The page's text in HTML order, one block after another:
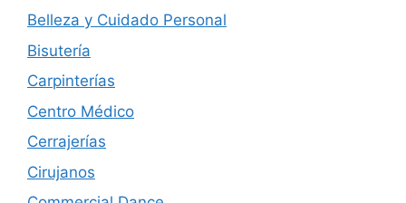
Belleza y Cuidado Personal
Bisutería
Carpinterías
Centro Médico
Cerrajerías
Cirujanos